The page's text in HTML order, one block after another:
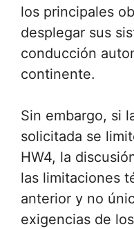
los principales
desplegar sus
conducción
continente.
Sin embargo, si
solicitada se
HW4, la
las limitaciones
anterior y no
exigencias de